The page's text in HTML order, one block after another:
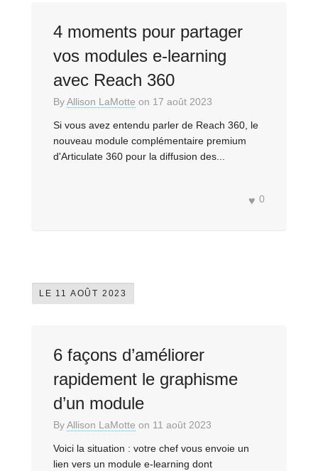
4 moments pour partager
vos modules e-learning
avec Reach 360
ByAllison LaMotte on 17 août 2023
Si vous avez entendu parler de Reach 360, le
nouveau module complémentaire premium
d'Articulate 360 pour la diffusion des...
0
LE 11 AOÛT 2023
6 façons d’améliorer
rapidement le graphisme
d’un module
ByAllison LaMotte on 11 août 2023
Voici la situation : votre chef vous envoie un
lien vers un module e-learning dont